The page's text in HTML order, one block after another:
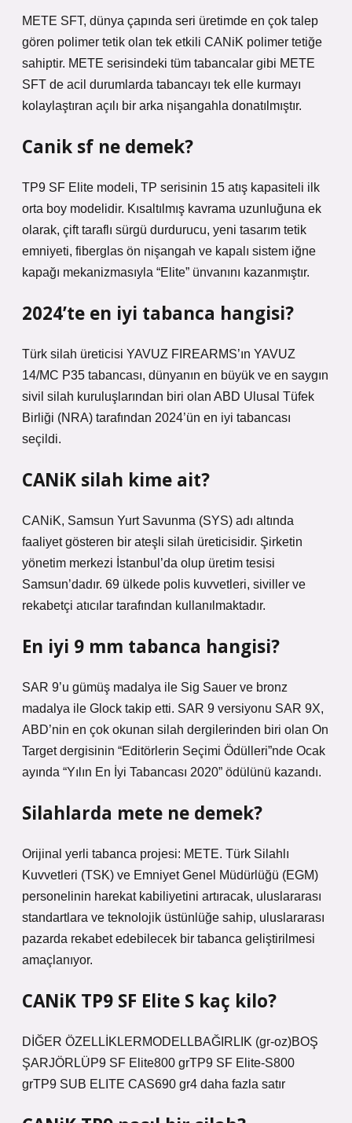
METE SFT, dünya çapında seri üretimde en çok talep
gören polimer tetik olan tek etkili CANiK polimer tetiğe
sahiptir. METE serisindeki tüm tabancalar gibi METE
SFT de acil durumlarda tabancayı tek elle kurmayı
kolaylaştıran açılı bir arka nişangahla donatılmıştır.
Canik sf ne demek?
TP9 SF Elite modeli, TP serisinin 15 atış kapasiteli ilk
orta boy modelidir. Kısaltılmış kavrama uzunluğuna ek
olarak, çift taraflı sürgü durdurucu, yeni tasarım tetik
emniyeti, fiberglas ön nişangah ve kapalı sistem iğne
kapağı mekanizmasıyla “Elite” ünvanını kazanmıştır.
2024’te en iyi tabanca hangisi?
Türk silah üreticisi YAVUZ FIREARMS’ın YAVUZ
14/MC P35 tabancası, dünyanın en büyük ve en saygın
sivil silah kuruluşlarından biri olan ABD Ulusal Tüfek
Birliği (NRA) tarafından 2024’ün en iyi tabancası
seçildi.
CANiK silah kime ait?
CANiK, Samsun Yurt Savunma (SYS) adı altında
faaliyet gösteren bir ateşli silah üreticisidir. Şirketin
yönetim merkezi İstanbul’da olup üretim tesisi
Samsun’dadır. 69 ülkede polis kuvvetleri, siviller ve
rekabetçi atıcılar tarafından kullanılmaktadır.
En iyi 9 mm tabanca hangisi?
SAR 9’u gümüş madalya ile Sig Sauer ve bronz
madalya ile Glock takip etti. SAR 9 versiyonu SAR 9X,
ABD’nin en çok okunan silah dergilerinden biri olan On
Target dergisinin “Editörlerin Seçimi Ödülleri”nde Ocak
ayında “Yılın En İyi Tabancası 2020” ödülünü kazandı.
Silahlarda mete ne demek?
Orijinal yerli tabanca projesi: METE. Türk Silahlı
Kuvvetleri (TSK) ve Emniyet Genel Müdürlüğü (EGM)
personelinin harekat kabiliyetini artıracak, uluslararası
standartlara ve teknolojik üstünlüğe sahip, uluslararası
pazarda rekabet edebilecek bir tabanca geliştirilmesi
amaçlanıyor.
CANiK TP9 SF Elite S kaç kilo?
DİĞER ÖZELLİKLERMODELLBAĞIRLIK (gr-oz)BOŞ
ŞARJÖRLÜP9 SF Elite800 grTP9 SF Elite-S800
grTP9 SUB ELITE CAS690 gr4 daha fazla satır